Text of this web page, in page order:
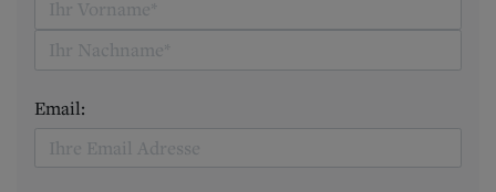
Email: